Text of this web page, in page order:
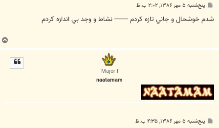
پ
ت
پنج‌شنبه ۵ مهر ۱۳۸۶, ۲:۰۲ ب.ظ
شدم خوشحال و جاني تازه کردم ------- نشاط و وجد بي اندازه کردم
ب
ا
Major I
naatamam
پ پنج‌شنبه ۵ مهر ۱۳۸۶, ۴:۳۵ ب.ظ